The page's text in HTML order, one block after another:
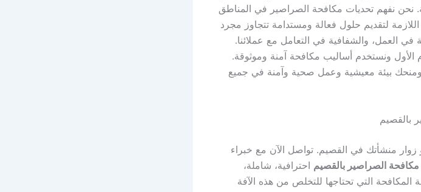
نحن نفهم تحديات مكافحة الصراصير في المناطق
لتقديم حلول فعالة ومستدامة تتجاوز مجرد
في العمل، والشفافية في التعامل مع عملائنا.
ونستخدم أساليب مكافحة آمنة وموثوقة.
بيئة معيشية وعمل صحية وآمنة في جميع
بالقصيم
منشأتك في القصيم. تواصل الآن مع خبراء
مكافحة الصراصير بالقصيم احترافية، شاملة،
التي تحتاجها للتخلص من هذه الآفة